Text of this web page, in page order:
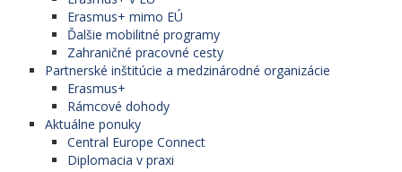
Erasmus+ mimo EÚ
Ďalšie mobilitné programy
Zahraničné pracovné cesty
Partnerské inštitúcie a medzinárodné organizácie
Erasmus+
Rámcové dohody
Aktuálne ponuky
Central Europe Connect
Diplomacia v praxi